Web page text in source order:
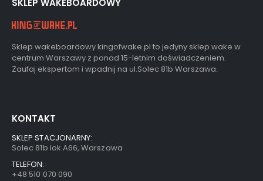
Sklep wakeboardowy kingofwake.pl to jedyny sklep wake w
centrum Warszawy z ponad 15-letnim doświadczeniem.
Zaufaj ekspertom i wpadnij na ul.Solec 81b Warszawa.
KONTAKT
SKLEP STACJONARNY:
Solec 81b lok.A66, Warszawa
TELEFON:
+48 510 070 090